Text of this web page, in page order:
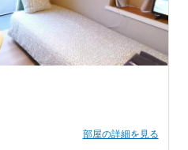
部屋の詳細を見る